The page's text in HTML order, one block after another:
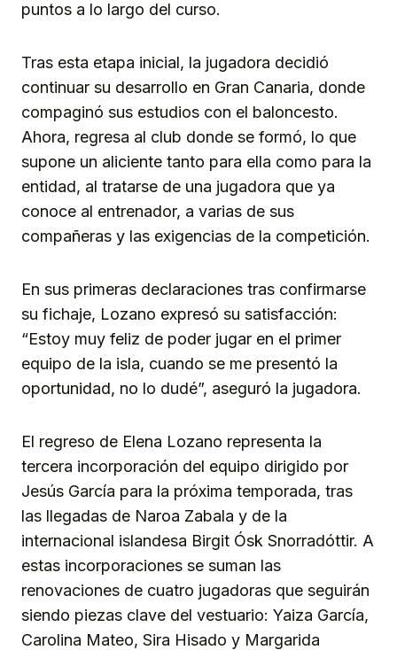
puntos a lo largo del curso.
Tras esta etapa inicial, la jugadora decidió
continuar su desarrollo en Gran Canaria, donde
compaginó sus estudios con el baloncesto.
Ahora, regresa al club donde se formó, lo que
supone un aliciente tanto para ella como para la
entidad, al tratarse de una jugadora que ya
conoce al entrenador, a varias de sus
compañeras y las exigencias de la competición.
En sus primeras declaraciones tras confirmarse
su fichaje, Lozano expresó su satisfacción:
“Estoy muy feliz de poder jugar en el primer
equipo de la isla, cuando se me presentó la
oportunidad, no lo dudé”, aseguró la jugadora.
El regreso de Elena Lozano representa la
tercera incorporación del equipo dirigido por
Jesús García para la próxima temporada, tras
las llegadas de Naroa Zabala y de la
internacional islandesa Birgit Ósk Snorradóttir. A
estas incorporaciones se suman las
renovaciones de cuatro jugadoras que seguirán
siendo piezas clave del vestuario: Yaiza García,
Carolina Mateo, Sira Hisado y Margarida